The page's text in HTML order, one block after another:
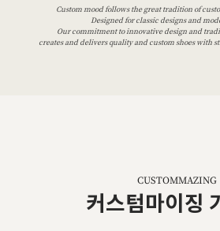
Custom mood follows the great tradition of
Designed for classic designs and
Our commitment to innovative design and
creates and delivers quality and custom shoes with
CUSTOMMAZING
커스텀마이징